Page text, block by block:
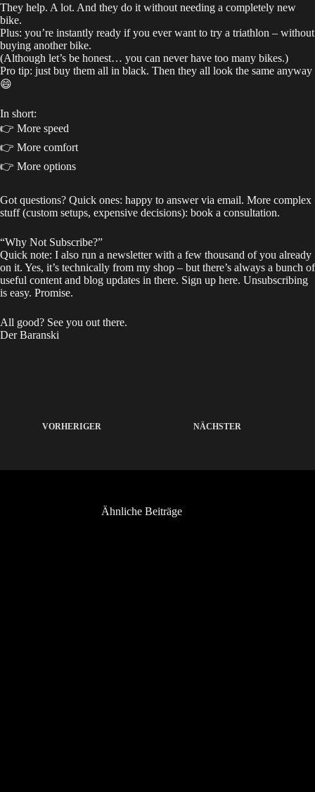
They help. A lot. And they do it without needing a completely new
bike.
Plus: you’re instantly ready if you ever want to try a triathlon – without
buying another bike.
(Although let’s be honest… you can never have too many bikes.)
Pro tip: just buy them all in black. Then they all look the same anyway
😄
In short:
👉 More speed
👉 More comfort
👉 More options
Got questions? Quick ones: happy to answer via email. More complex
stuff (custom setups, expensive decisions): book a consultation.
“Why Not Subscribe?”
Quick note: I also run a newsletter with a few thousand of you already
on it. Yes, it’s technically from my shop – but there’s always a bunch of
useful content and blog updates in there. Sign up here. Unsubscribing
is easy. Promise.
All good? See you out there.
Der Baranski
VORHERIGER NÄCHSTER
Ähnliche Beiträge